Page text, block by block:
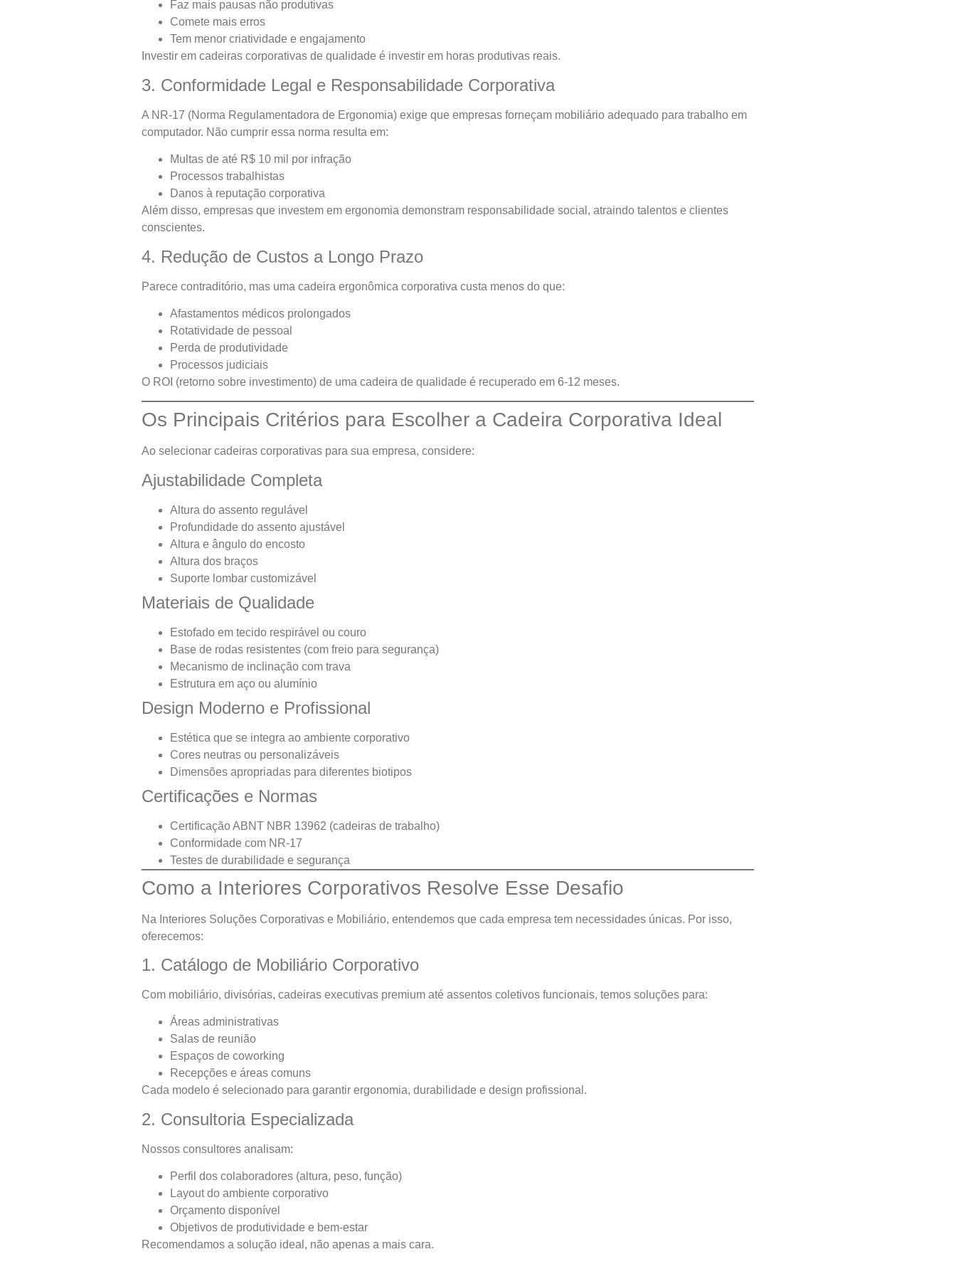
Faz mais pausas não produtivas
Comete mais erros
Tem menor criatividade e engajamento
Investir em cadeiras corporativas de qualidade é investir em horas produtivas reais.
3. Conformidade Legal e Responsabilidade Corporativa
A NR-17 (Norma Regulamentadora de Ergonomia) exige que empresas forneçam mobiliário adequado para trabalho em
computador. Não cumprir essa norma resulta em:
Multas de até R$ 10 mil por infração
Processos trabalhistas
Danos à reputação corporativa
Além disso, empresas que investem em ergonomia demonstram responsabilidade social, atraindo talentos e clientes
conscientes.
4. Redução de Custos a Longo Prazo
Parece contraditório, mas uma cadeira ergonômica corporativa custa menos do que:
Afastamentos médicos prolongados
Rotatividade de pessoal
Perda de produtividade
Processos judiciais
O ROI (retorno sobre investimento) de uma cadeira de qualidade é recuperado em 6-12 meses.
Os Principais Critérios para Escolher a Cadeira Corporativa Ideal
Ao selecionar cadeiras corporativas para sua empresa, considere:
Ajustabilidade Completa
Altura do assento regulável
Profundidade do assento ajustável
Altura e ângulo do encosto
Altura dos braços
Suporte lombar customizável
Materiais de Qualidade
Estofado em tecido respirável ou couro
Base de rodas resistentes (com freio para segurança)
Mecanismo de inclinação com trava
Estrutura em aço ou alumínio
Design Moderno e Profissional
Estética que se integra ao ambiente corporativo
Cores neutras ou personalizáveis
Dimensões apropriadas para diferentes biotipos
Certificações e Normas
Certificação ABNT NBR 13962 (cadeiras de trabalho)
Conformidade com NR-17
Testes de durabilidade e segurança
Como a Interiores Corporativos Resolve Esse Desafio
Na Interiores Soluções Corporativas e Mobiliário, entendemos que cada empresa tem necessidades únicas. Por isso,
oferecemos:
1. Catálogo de Mobiliário Corporativo
Com mobiliário, divisórias, cadeiras executivas premium até assentos coletivos funcionais, temos soluções para:
Áreas administrativas
Salas de reunião
Espaços de coworking
Recepções e áreas comuns
Cada modelo é selecionado para garantir ergonomia, durabilidade e design profissional.
2. Consultoria Especializada
Nossos consultores analisam:
Perfil dos colaboradores (altura, peso, função)
Layout do ambiente corporativo
Orçamento disponível
Objetivos de produtividade e bem-estar
Recomendamos a solução ideal, não apenas a mais cara.